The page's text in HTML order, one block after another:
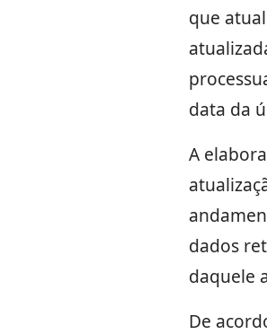
que
data da
A
dados
daquele
De